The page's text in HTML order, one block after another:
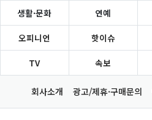
생활·문화 연예
오피니언 핫이슈
TV 속보
회사소개 광고/제휴·구매문의